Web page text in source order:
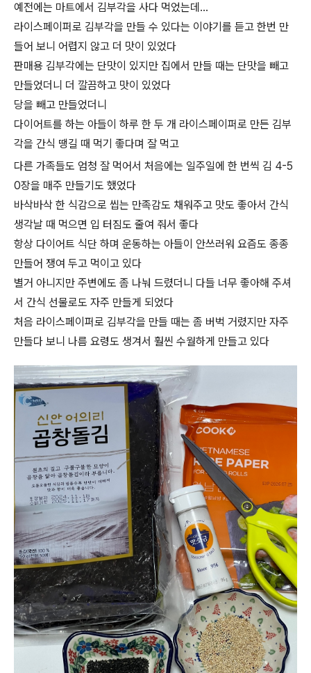
예전에는 마트에서 김부각을 사다 먹었는데…
라이스페이퍼로 김부각을 만들 수 있다는 이야기를 듣고 한번 만
들어 보니 어렵지 않고 더 맛이 있었다
판매용 김부각에는 단맛이 있지만 집에서 만들 때는 단맛을 빼고
만들었더니 더 깔끔하고 맛이 있었다
당을 빼고 만들었더니
다이어트를 하는 아들이 하루 한 두 개 라이스페이퍼로 만든 김부
각을 간식 땡길 때 먹기 좋다며 잘 먹고
다른 가족들도 엄청 잘 먹어서 처음에는 일주일에 한 번씩 김 4-5
0장을 매주 만들기도 했었다
바삭바삭 한 식감으로 씹는 만족감도 채워주고 맛도 좋아서 간식
생각날 때 먹으면 입 터짐도 줄여 줘서 좋다
항상 다이어트 식단 하며 운동하는 아들이 안쓰러워 요즘도 종종
만들어 쟁여 두고 먹이고 있다
별거 아니지만 주변에도 좀 나눠 드렸더니 다들 너무 좋아해 주셔
서 간식 선물로도 자주 만들게 되었다
처음 라이스페이퍼로 김부각을 만들 때는 좀 버벅 거렸지만 자주
만들다 보니 나름 요령도 생겨서 훨씬 수월하게 만들고 있다